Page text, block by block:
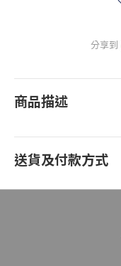
分享到
商品描述
送貨及付款方式